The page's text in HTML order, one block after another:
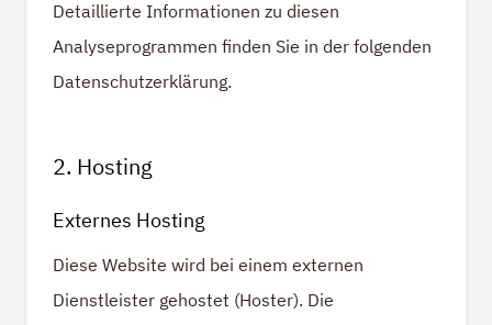
Detaillierte Informationen zu diesen
Analyseprogrammen finden Sie in der folgenden
Datenschutzerklärung.
2. Hosting
Externes Hosting
Diese Website wird bei einem externen
Dienstleister gehostet (Hoster). Die